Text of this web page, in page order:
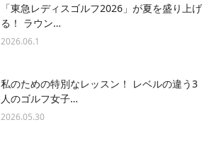
「東急レディスゴルフ2026」が夏を盛り上げ
る！ ラウン…
2026.06.1
私のための特別なレッスン！ レベルの違う3
人のゴルフ女子…
2026.05.30